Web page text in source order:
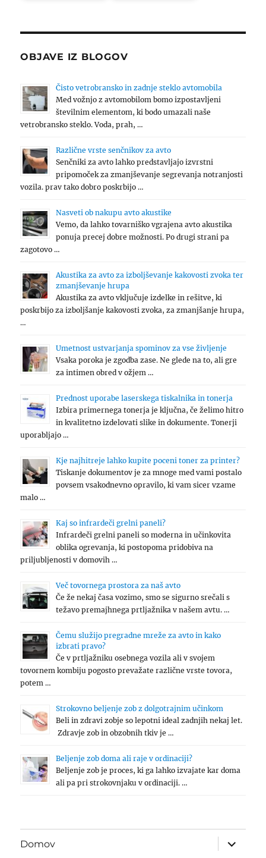
OBJAVE IZ BLOGOV
Čisto vetrobransko in zadnje steklo avtomobila
Med vožnjo z avtomobilom bomo izpostavljeni
številnim elementom, ki bodo umazali naše
vetrobransko steklo. Voda, prah, …
Različne vrste senčnikov za avto
Senčniki za avto lahko predstavljajo izvrstni
pripomoček za zmanjševanje segrevanja notranjosti
vozila. prav tako dobro poskrbijo …
Nasveti ob nakupu avto akustike
Vemo, da lahko tovarniško vgrajena avto akustika
ponuja precej dobre možnosti. Po drugi strani pa
zagotovo …
Akustika za avto za izboljševanje kakovosti zvoka ter
zmanjševanje hrupa
Akustika za avto vključuje izdelke in rešitve, ki
poskrbijo za izboljšanje kakovosti zvoka, za zmanjšanje hrupa,
…
Umetnost ustvarjanja spominov za vse življenje
Vsaka poroka je zgodba zase. Ne glede na to, ali gre
za intimen obred v ožjem …
Prednost uporabe laserskega tiskalnika in tonerja
Izbira primernega tonerja je ključna, če želimo hitro
in kvalitetno izdelovati slike in dokumente. Tonerji
uporabljajo …
Kje najhitreje lahko kupite poceni toner za printer?
Tiskanje dokumentov je za mnoge med vami postalo
povsem vsakodnevno opravilo, ki vam sicer vzame
malo …
Kaj so infrardeči grelni paneli?
Infrardeči grelni paneli so moderna in učinkovita
oblika ogrevanja, ki postopoma pridobiva na
priljubljenosti v domovih …
Več tovornega prostora za naš avto
Če že nekaj časa vozimo, smo se sigurno srečali s
težavo premajhnega prtljažnika v našem avtu. …
Čemu služijo pregradne mreže za avto in kako
izbrati pravo?
Če v prtljažniku osebnega vozila ali v svojem
tovornem kombiju pogosto prevažate različne vrste tovora,
potem …
Strokovno beljenje zob z dolgotrajnim učinkom
Beli in zdravi zobje so lepotni ideal zadnjih nekaj let.
Zdravje zob in obzobnih tkiv je …
Beljenje zob doma ali raje v ordinaciji?
Beljenje zob je proces, ki ga lahko izvajate kar doma
ali pa pri strokovnjaku v ordinaciji. …
Domov
expand
child